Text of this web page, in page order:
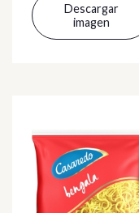
Descargar
imagen